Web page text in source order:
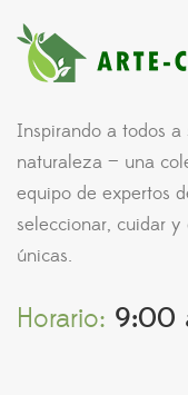
Inspirando a todos
naturaleza — una
equipo de expertos
seleccionar, cuidar y
únicas.
Horario: 9:00